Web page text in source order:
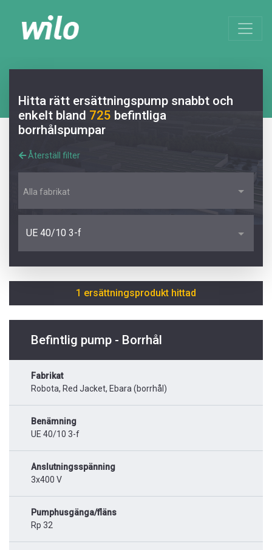
Hitta rätt ersättningspump snabbt och
enkelt bland 725 befintliga
borrhålspumpar
Återställ filter
Alla fabrikat
UE 40/10 3-f
1 ersättningsprodukt hittad
Befintlig pump - Borrhål
Fabrikat
Robota, Red Jacket, Ebara (borrhål)
Benämning
UE 40/10 3-f
Anslutningsspänning
3x400 V
Pumphusgänga/fläns
Rp 32